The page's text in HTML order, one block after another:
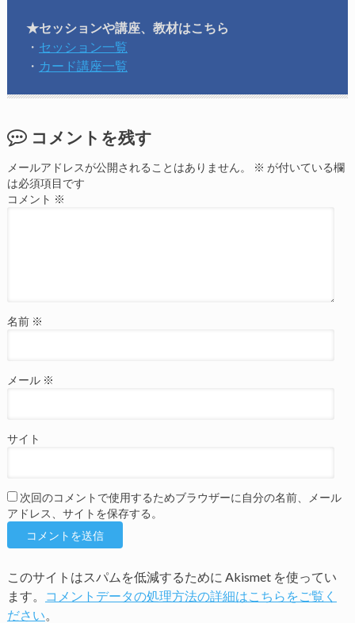
★セッションや講座、教材はこちら
・ セッション一覧
・ カード講座一覧
コメントを残す
メールアドレスが公開されることはありません。 ※ が付いている欄
は必須項目です
コメント ※
名前 ※
メール ※
サイト
次回のコメントで使用するためブラウザーに自分の名前、メール
アドレス、サイトを保存する。
このサイトはスパムを低減するために Akismet を使ってい
ます。
コメントデータの処理方法の詳細はこちらをご覧く
ださい。